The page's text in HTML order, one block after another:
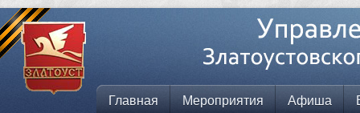
Главная Мероприятия Афиша